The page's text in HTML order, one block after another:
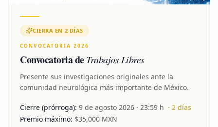
CIERRA EN 2 DÍAS
CONVOCATORIA 2026
Convocatoria deTrabajos Libres
Presente sus investigaciones originales ante la
comunidad neurológica más importante de México.
Cierre (prórroga): 9 de agosto 2026 · 23:59 h · 2 días
Premio máximo: $35,000 MXN